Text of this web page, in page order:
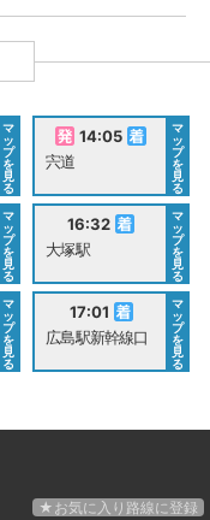
マ
ッ
プ
を
見
る
14:05
宍道
マ
ッ
プ
を
見
る
マ
ッ
プ
を
見
る
16:32
大塚駅
マ
ッ
プ
を
見
る
マ
ッ
プ
を
見
る
17:01
広島駅新幹線口
マ
ッ
プ
を
見
る
★お気に入り路線に登録